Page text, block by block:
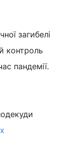
загибелі
контроль
пандемії.